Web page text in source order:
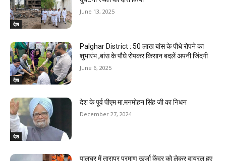
देश
June 13, 2025
देश
Palghar District : 50 लाख बांस के पौधे रोपने का
शुभारंभ ,बांस के पौधे रोपकर किसान बदलें अपनी जिंदगी
June 6, 2025
देश
देश के पूर्व पीएम मा.मनमोहन सिंह जी का निधन
December 27, 2024
पालघर में तारापुर परमाणु ऊर्जा केंद्र को लेकर वायरल हुए